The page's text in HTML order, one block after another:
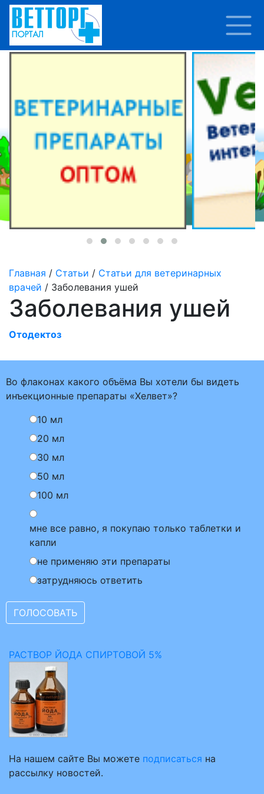
Главная / Статьи / Статьи для ветеринарных
врачей / Заболевания ушей
Заболевания ушей
Отодектоз
Во флаконах какого объёма Вы хотели бы видеть
инъекционные препараты «Хелвет»?
10 мл
20 мл
30 мл
50 мл
100 мл
мне все равно, я покупаю только таблетки и
капли
не применяю эти препараты
затрудняюсь ответить
РАСТВОР ЙОДА СПИРТОВОЙ 5%
На нашем сайте Вы можете подписаться на
рассылку новостей.